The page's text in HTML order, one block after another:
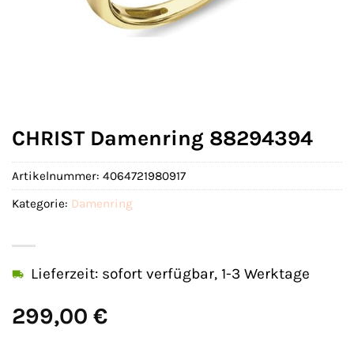
CHRIST Damenring 88294394
299,00 €
Lieferzeit: sofort verfügbar, 1-3 Werktage
Artikelnummer: 4064721980917
Kategorie: Damenring